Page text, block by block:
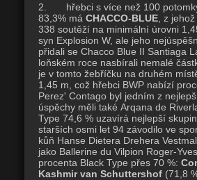
2. hřebci s více než 100
83,3% má CHACCO-BLUE , z
338 soutěží na minimální úrovni
syn Explosion W, ale jeho
přidali se Chacco Blue II Santiaga
loňském roce nasbírali nemalé
je v tomto žebříčku na druhém
1,45 m, což hřebci BWP nabízí
Perez' Contago byl jedním z
úspěchy měli také Arqana de
Type 74,6 % uzavírá nejlepší
starších osmi let 94 závodilo ve
kůň Hanse Dietera Drehera
jako Ballerine du Vilpion Roger-
procenta Black Type přes 70 %:
Kashmir van Schuttershof (71,8